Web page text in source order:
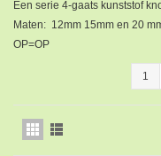
Een serie 4-gaats kunststof
Maten: 12mm 15mm en 20
OP=OP
1